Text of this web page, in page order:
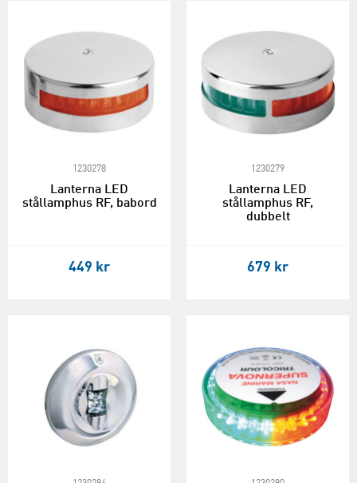
1230278
Lanterna LED
stållamphus RF, babord
449 kr
1230279
Lanterna LED
stållamphus RF,
dubbelt
679 kr